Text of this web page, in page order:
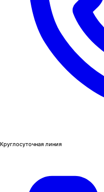
Круглосуточная линия